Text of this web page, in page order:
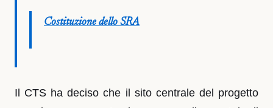
Costituzione dello SRA
Il CTS ha deciso che il sito centrale del progetto